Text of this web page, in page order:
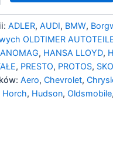
ADLER,AUDI, BMW,
OLDTIMER
, HANSA LLOYD,
, PRESTO, PROTOS,
Aero,Chevrolet,
Horch, Hudson,Oldsmobile